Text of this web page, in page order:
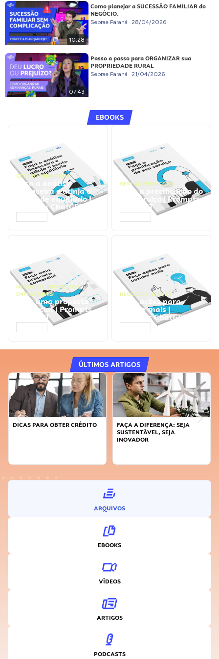
10:28
Como planejar a SUCESSÃO FAMILIAR do
NEGÓCIO.
Sebrae Paraná 28/04/2026
07:43
Passo a passo para ORGANIZAR sua
PROPRIEDADE RURAL
Sebrae Paraná 21/04/2026
EBOOKS
GESTÃO FINANCEIRA
Faça a análise
financeira e atinja o
ponto de equilíbrio |
Prompts ChatGPT
GESTÃO FINANCEIRA
Faça a precificação do
seu serviço | Prompts
ChatGPT
NEGÓCIOS, PROCESSOS
EMPRESARIAIS
Faça uma proposta
comercial | Prompts
ChatGPT
NEGÓCIOS, VENDAS
Faça ações para
vender mais |
Prompts ChatGPT
ÚLTIMOS ARTIGOS
DICAS PARA OBTER CRÉDITO
FAÇA A DIFERENÇA: SEJA
SUSTENTÁVEL, SEJA
INOVADOR
ARQUIVOS
EBOOKS
VÍDEOS
ARTIGOS
PODCASTS